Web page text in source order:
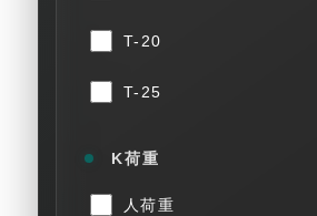
T-20
T-25
K荷重
人荷重